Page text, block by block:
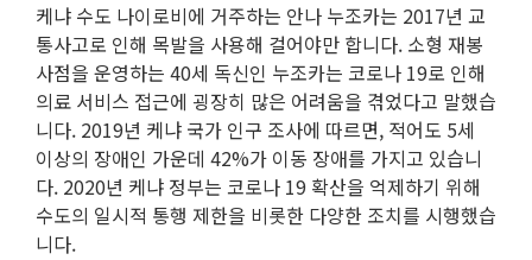
케냐 수도 나이로비에 거주하는 안나 누조카는 2017년 교
통사고로 인해 목발을 사용해 걸어야만 합니다. 소형 재봉
사점을 운영하는 40세 독신인 누조카는 코로나 19로 인해
의료 서비스 접근에 굉장히 많은 어려움을 겪었다고 말했습
니다. 2019년 케냐 국가 인구 조사에 따르면, 적어도 5세
이상의 장애인 가운데 42%가 이동 장애를 가지고 있습니
다. 2020년 케냐 정부는 코로나 19 확산을 억제하기 위해
수도의 일시적 통행 제한을 비롯한 다양한 조치를 시행했습
니다.